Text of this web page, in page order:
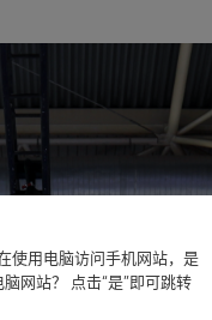
使用电脑访问手机网站，是
网站？ 点击“是”即可跳转